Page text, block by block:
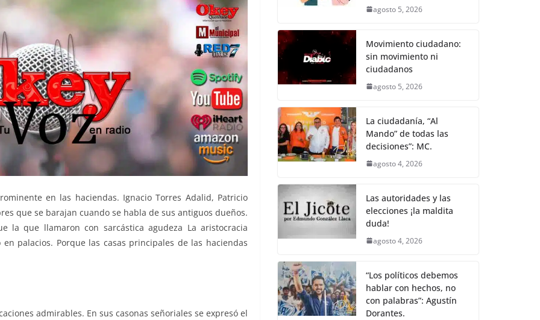
en las haciendas. Ignacio Torres Adalid, Patricio
que se barajan cuando se habla de sus antiguos dueños.
la que llamaron con sarcástica agudeza La aristocracia
palacios. Porque las casas principales de las haciendas
admirables. En sus casonas señoriales se expresó el
agosto 5, 2026
Movimiento ciudadano:
sin movimiento ni
ciudadanos
agosto 5, 2026
La ciudadanía, “Al
Mando” de todas las
decisiones”: MC.
agosto 4, 2026
Las autoridades y las
elecciones ¡la maldita
duda!
agosto 4, 2026
“Los políticos debemos
hablar con hechos, no
con palabras”: Agustín
Dorantes.